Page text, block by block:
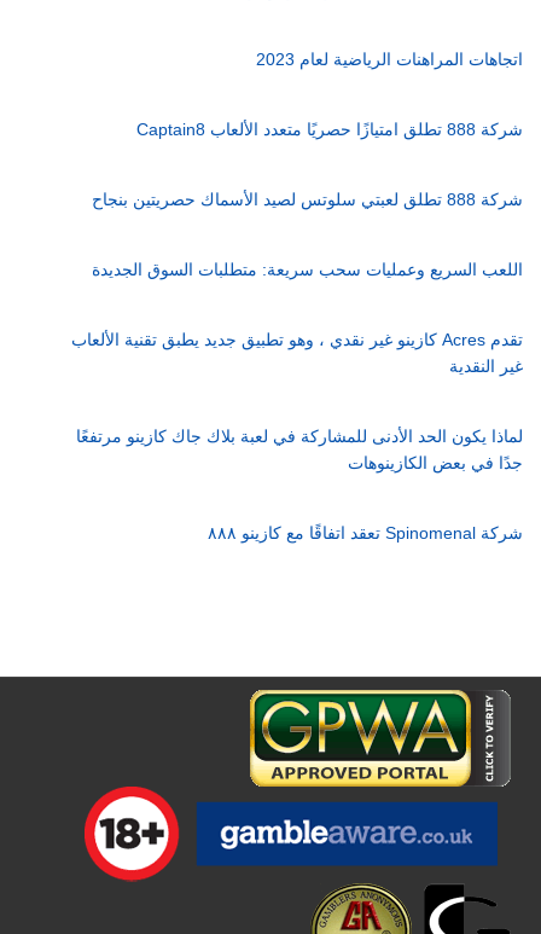
اتجاهات المراهنات الرياضية لعام 2023
شركة 888 تطلق امتيازًا حصريًا متعدد الألعاب Captain8
شركة 888 تطلق لعبتي سلوتس لصيد الأسماك حصريتين بنجاح
اللعب السريع وعمليات سحب سريعة: متطلبات السوق الجديدة
تقدم Acres كازينو غير نقدي ، وهو تطبيق جديد يطبق تقنية الألعاب
غير النقدية
لماذا يكون الحد الأدنى للمشاركة في لعبة بلاك جاك كازينو مرتفعًا
جدًا في بعض الكازينوهات
شركة Spinomenal تعقد اتفاقًا مع كازينو ٨٨٨